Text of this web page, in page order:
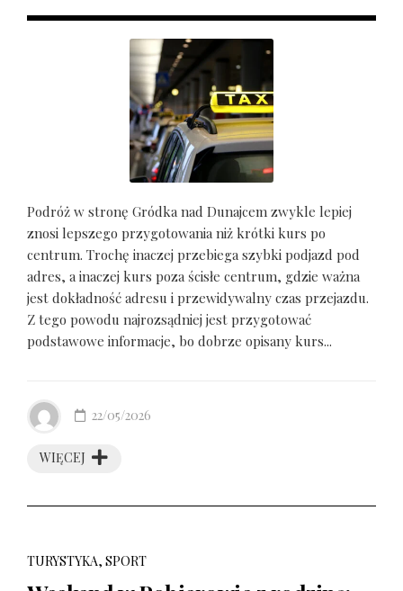
Podróż w stronę Gródka nad Dunajcem zwykle lepiej
znosi lepszego przygotowania niż krótki kurs po
centrum. Trochę inaczej przebiega szybki podjazd pod
adres, a inaczej kurs poza ścisłe centrum, gdzie ważna
jest dokładność adresu i przewidywalny czas przejazdu.
Z tego powodu najrozsądniej jest przygotować
podstawowe informacje, bo dobrze opisany kurs...
WIĘCEJ
22/05/2026
TURYSTYKA, SPORT